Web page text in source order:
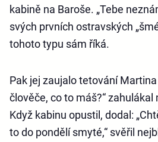
kabině na Baroše. „Tebe
svých prvních ostravských
tohoto typu sám říká.
Pak jej zaujalo tetování Martina
člověče, co to máš?“ zahulákal
Když kabinu opustil, dodal:
to do pondělí smyté,“ svěřil